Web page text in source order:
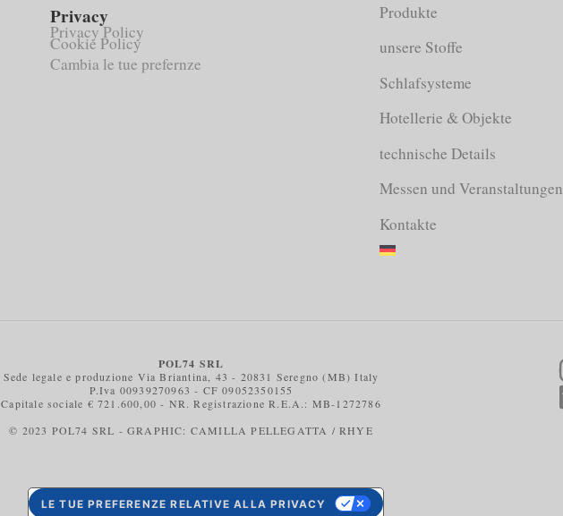
Privacy
Privacy Policy
Cookie Policy
Cambia le tue prefernze
Produkte
unsere Stoffe
Schlafsysteme
Hotellerie & Objekte
technische Details
Messen und Veranstaltungen
Kontakte
POL74 SRL
Sede legale e produzione Via Briantina, 43 - 20831 Seregno (MB) Italy
P.Iva 00939270963 - CF 09052350155
Capitale sociale € 721.600,00 - NR. Registrazione R.E.A.: MB-1272786
© 2023 POL74 SRL - GRAPHIC: CAMILLA PELLEGATTA / RHYE
LE TUE PREFERENZE RELATIVE ALLA PRIVACY